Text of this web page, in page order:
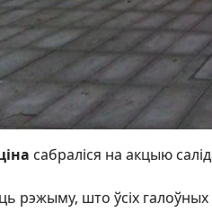
сабраліся на акцыю
рэжыму, што ўсіх галоўных